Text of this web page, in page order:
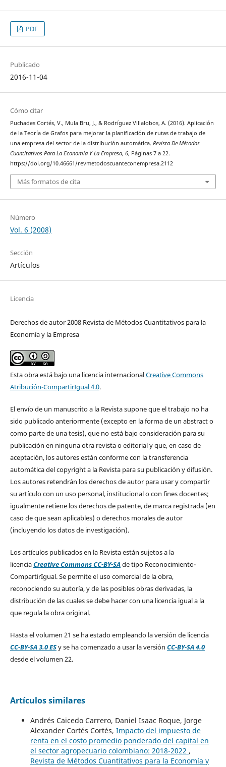
PDF
Publicado
2016-11-04
Cómo citar
Puchades Cortés, V., Mula Bru, J., & Rodríguez Villalobos, A. (2016). Aplicación
de la Teoría de Grafos para mejorar la planificación de rutas de trabajo de
una empresa del sector de la distribución automática. Revista De Métodos
Cuantitativos Para La Economía Y La Empresa, 6, Páginas 7 a 22.
https://doi.org/10.46661/revmetodoscuanteconempresa.2112
Más formatos de cita
Número
Vol. 6 (2008)
Sección
Artículos
Licencia
Derechos de autor 2008 Revista de Métodos Cuantitativos para la
Economía y la Empresa
Esta obra está bajo una licencia internacionalCreative Commons
Atribución-CompartirIgual 4.0.
El envío de un manuscrito a la Revista supone que el trabajo no ha
sido publicado anteriormente (excepto en la forma de un abstract o
como parte de una tesis), que no está bajo consideración para su
publicación en ninguna otra revista o editorial y que, en caso de
aceptación, los autores están conforme con la transferencia
automática del copyright a la Revista para su publicación y difusión.
Los autores retendrán los derechos de autor para usar y compartir
su artículo con un uso personal, institucional o con fines docentes;
igualmente retiene los derechos de patente, de marca registrada (en
caso de que sean aplicables) o derechos morales de autor
(incluyendo los datos de investigación).
Los artículos publicados en la Revista están sujetos a la
licenciaCreative Commons CC-BY-SAde tipo Reconocimiento-
CompartirIgual. Se permite el uso comercial de la obra,
reconociendo su autoría, y de las posibles obras derivadas, la
distribución de las cuales se debe hacer con una licencia igual a la
que regula la obra original.
Hasta el volumen 21 se ha estado empleando la versión de licencia
CC-BY-SA 3.0 ESy se ha comenzado a usar la versión CC-BY-SA 4.0
desde el volumen 22.
Artículos similares
Andrés Caicedo Carrero, Daniel Isaac Roque, Jorge
Alexander Cortés Cortés, Impacto del impuesto de
renta en el costo promedio ponderado del capital en
el sector agropecuario colombiano: 2018-2022 ,
Revista de Métodos Cuantitativos para la Economía y